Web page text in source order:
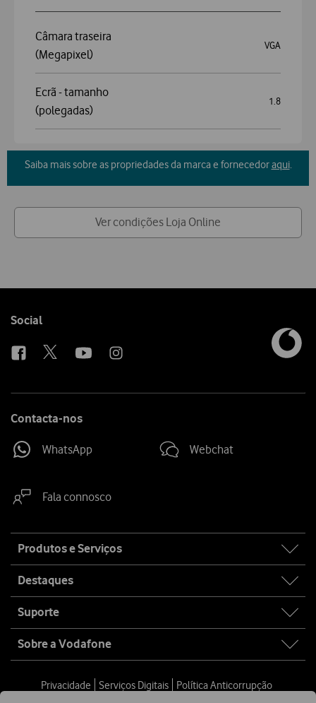
Câmara traseira
(Megapixel)
VGA
Ecrã - tamanho
(polegadas)
1.8
Saiba mais sobre as propriedades da marca e fornecedoraqui.
Ver condições Loja Online
Follow
Social
Contacta-nos
WhatsApp Webchat
Fala connosco
map
Produtos e Serviços
Destaques
Suporte
Sobre a Vodafone
Privacidade Serviços Digitais Política Anticorrupção